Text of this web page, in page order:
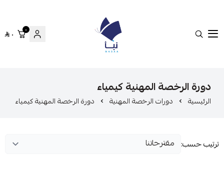
منصة نبأ
٠ ٠
دورة الرخصة المهنية كيمياء
الرئيسية دورات الرخصة المهنية دورة الرخصة المهنية كيمياء
ترتيب حسب: